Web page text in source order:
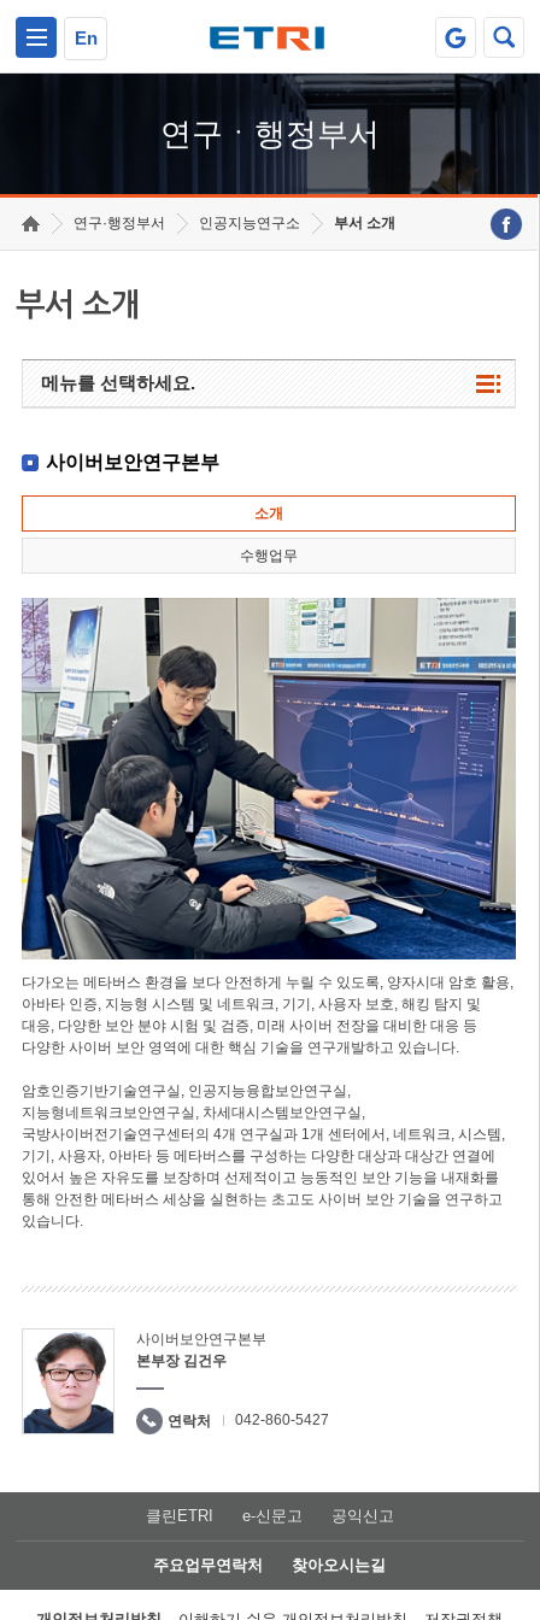
En
연구ㆍ행정부서
연구·행정부서 인공지능연구소 부서 소개
부서 소개
메뉴를 선택하세요.
사이버보안연구본부
소개
수행업무
다가오는 메타버스 환경을 보다 안전하게 누릴 수 있도록, 양자시대 암호 활용,
아바타 인증, 지능형 시스템 및 네트워크, 기기, 사용자 보호, 해킹 탐지 및
대응, 다양한 보안 분야 시험 및 검증, 미래 사이버 전장을 대비한 대응 등
다양한 사이버 보안 영역에 대한 핵심 기술을 연구개발하고 있습니다.
암호인증기반기술연구실, 인공지능융합보안연구실,
지능형네트워크보안연구실, 차세대시스템보안연구실,
국방사이버전기술연구센터의 4개 연구실과 1개 센터에서, 네트워크, 시스템,
기기, 사용자, 아바타 등 메타버스를 구성하는 다양한 대상과 대상간 연결에
있어서 높은 자유도를 보장하며 선제적이고 능동적인 보안 기능을 내재화를
통해 안전한 메타버스 세상을 실현하는 초고도 사이버 보안 기술을 연구하고
있습니다.
사이버보안연구본부
본부장 김건우
연락처 042-860-5427
클린ETRI e-신문고 공익신고
주요업무연락처 찾아오시는길